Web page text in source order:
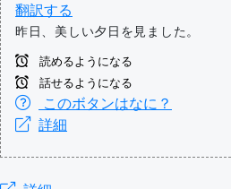
翻訳する
昨日、美しい夕日を見ました。
読めるようになる
話せるようになる
このボタンはなに？
詳細